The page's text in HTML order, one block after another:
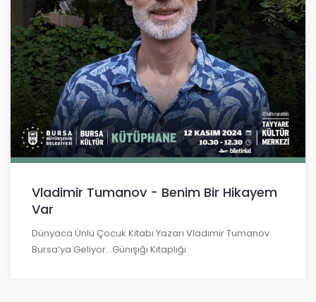
Vladimir Tumanov - Benim Bir Hikayem
Var
Dünyaca Ünlü Çocuk Kitabı Yazarı Vladimir Tumanov
Bursa’ya Geliyor...Günışığı Kitaplığı